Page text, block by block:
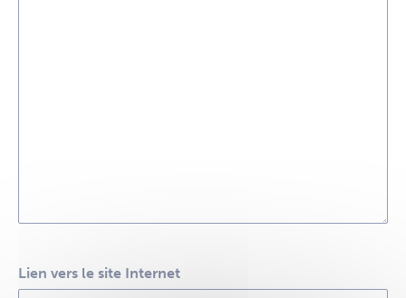
Lien vers le site Internet